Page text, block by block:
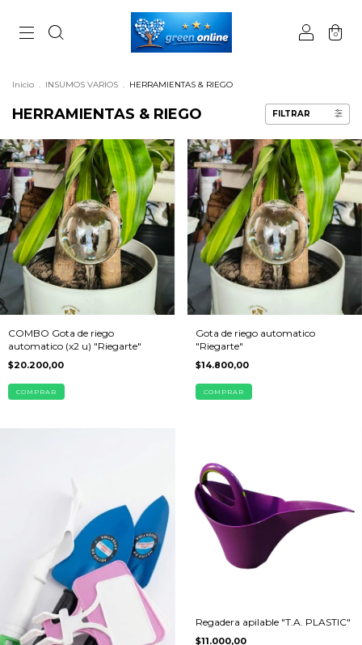
0
Inicio . INSUMOS VARIOS . HERRAMIENTAS & RIEGO
HERRAMIENTAS & RIEGO FILTRAR
COMBO Gota de riego
automatico (x2 u) "Riegarte"
$20.200,00
COMPRAR
Gota de riego automatico
"Riegarte"
$14.800,00
COMPRAR
Regadera apilable "T.A. PLASTIC"
$11.000,00